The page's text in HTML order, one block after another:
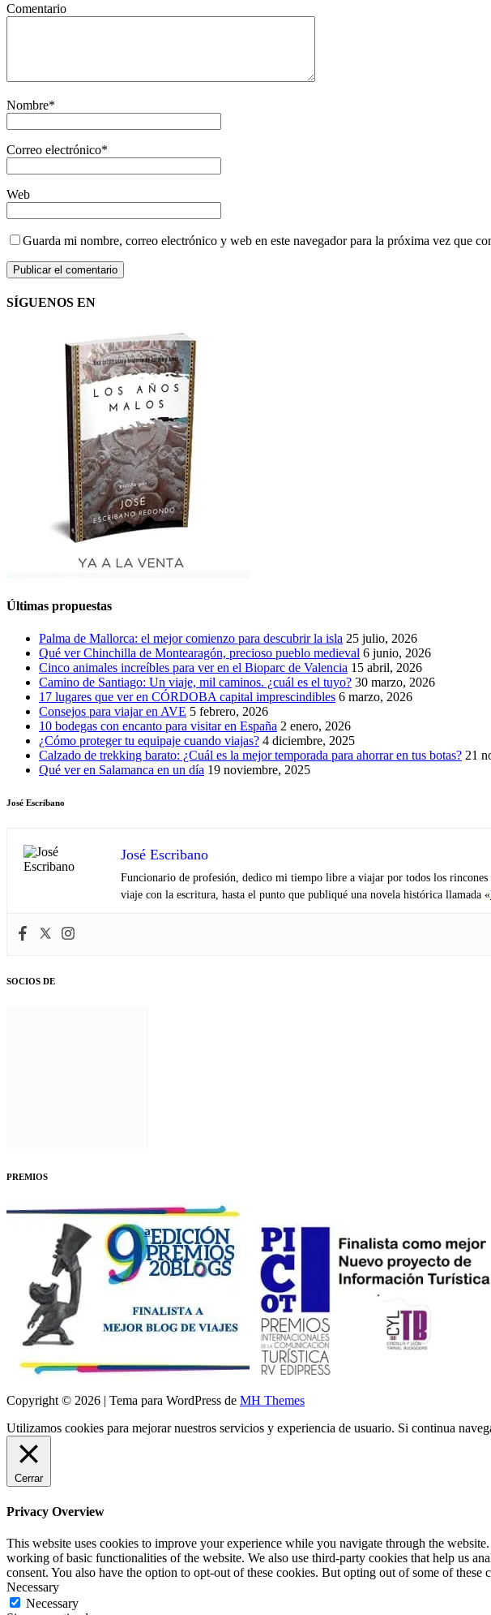
Comentario
Nombre*
Correo electrónico*
Web
Guarda mi nombre, correo electrónico y web en este navegador para la próxima vez que
SÍGUENOS EN
Últimas propuestas
Palma de Mallorca: el mejor comienzo para descubrir la isla 25 julio, 2026
Qué ver Chinchilla de Montearagón, precioso pueblo medieval 6 junio, 2026
Cinco animales increíbles para ver en el Bioparc de Valencia 15 abril, 2026
Camino de Santiago: Un viaje, mil caminos. ¿cuál es el tuyo? 30 marzo, 2026
17 lugares que ver en CÓRDOBA capital imprescindibles 6 marzo, 2026
Consejos para viajar en AVE 5 febrero, 2026
10 bodegas con encanto para visitar en España 2 enero, 2026
¿Cómo proteger tu equipaje cuando viajas? 4 diciembre, 2025
Calzado de trekking barato: ¿Cuál es la mejor temporada para ahorrar en tus botas? 21
Qué ver en Salamanca en un día 19 noviembre, 2025
José Escribano
José Escribano
Funcionario de profesión, dedico mi tiempo libre a viajar por todos los rincones
viaje con la escritura, hasta el punto que publiqué una novela histórica llamada «
SOCIOS DE
PREMIOS
Copyright © 2026 | Tema para WordPress de MH Themes
Utilizamos cookies para mejorar nuestros servicios y experiencia de usuario. Si continua
Cerrar
Privacy Overview
This website uses cookies to improve your experience while you navigate through the
working of basic functionalities of the website. We also use third-party cookies that help us
consent. You also have the option to opt-out of these cookies. But opting out of some of
Necessary
Necessary